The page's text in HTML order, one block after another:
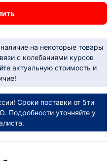
на некоторые товары
с колебаниями курсов
актуальную стоимость и
Сроки поставки от 5ти
Подробности уточняйте у